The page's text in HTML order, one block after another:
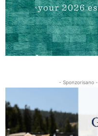
- Sponzorisano -